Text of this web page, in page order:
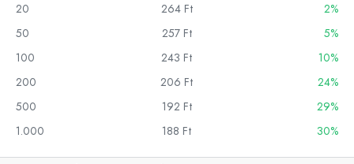
20
264 Ft
2%
50
257 Ft
5%
100
243 Ft
10%
200
206 Ft
24%
500
192 Ft
29%
1.000
188 Ft 30%